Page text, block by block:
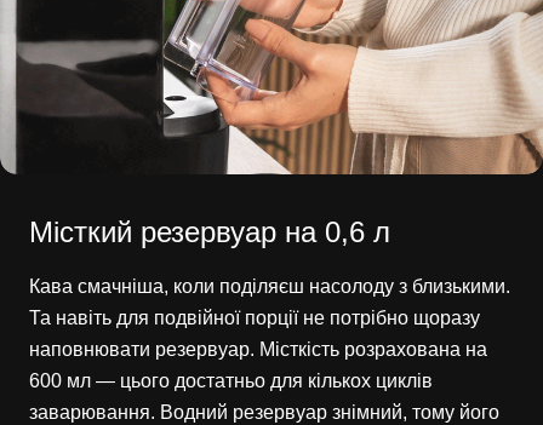
Місткий резервуар на 0,6 л
Кава смачніша, коли поділяєш насолоду з близькими.
Та навіть для подвійної порції не потрібно щоразу
наповнювати резервуар. Місткість розрахована на
600 мл — цього достатньо для кількох циклів
заварювання. Водний резервуар знімний, тому його